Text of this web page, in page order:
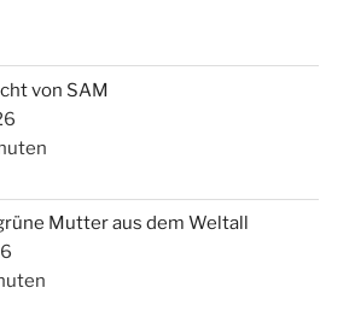
von SAM
Mutter aus dem Weltall